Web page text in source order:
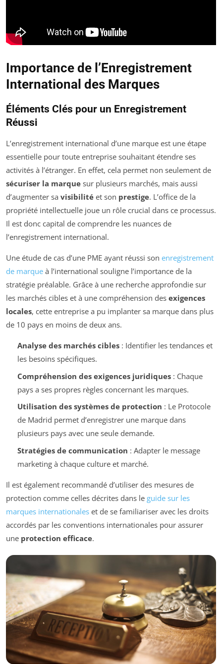
Importance de l’Enregistrement
International des Marques
Éléments Clés pour un Enregistrement
Réussi
L’enregistrement international d’une marque est une étape
essentielle pour toute entreprise souhaitant étendre ses
activités à l’étranger. En effet, cela permet non seulement de
sécuriser la marque sur plusieurs marchés, mais aussi
d’augmenter sa visibilité et son prestige. L’office de la
propriété intellectuelle joue un rôle crucial dans ce processus.
Il est donc capital de comprendre les nuances de
l’enregistrement international.
Une étude de cas d’une PME ayant réussi son enregistrement
de marque à l’international souligne l’importance de la
stratégie préalable. Grâce à une recherche approfondie sur
les marchés cibles et à une compréhension des exigences
locales, cette entreprise a pu implanter sa marque dans plus
de 10 pays en moins de deux ans.
Analyse des marchés cibles: Identifier les tendances et
les besoins spécifiques.
Compréhension des exigences juridiques: Chaque
pays a ses propres règles concernant les marques.
Utilisation des systèmes de protection : Le Protocole
de Madrid permet d’enregistrer une marque dans
plusieurs pays avec une seule demande.
Stratégies de communication : Adapter le message
marketing à chaque culture et marché.
Il est également recommandé d’utiliser des mesures de
protection comme celles décrites dans le guide sur les
marques internationales et de se familiariser avec les droits
accordés par les conventions internationales pour assurer
une protection efficace.